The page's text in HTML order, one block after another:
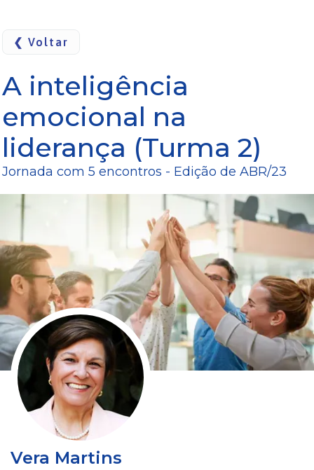
❮ Voltar
A inteligência
emocional na
liderança (Turma 2)
Jornada com 5 encontros - Edição de ABR/23
Vera Martins